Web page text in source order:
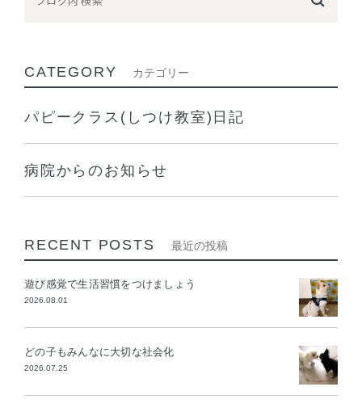
CATEGORY カテゴリー
パピークラス(しつけ教室)日記
病院からのお知らせ
RECENT POSTS 最近の投稿
遊び感覚で生活習慣をつけましょう
2026.08.01
どの子もみんなに大切な社会化
2026.07.25